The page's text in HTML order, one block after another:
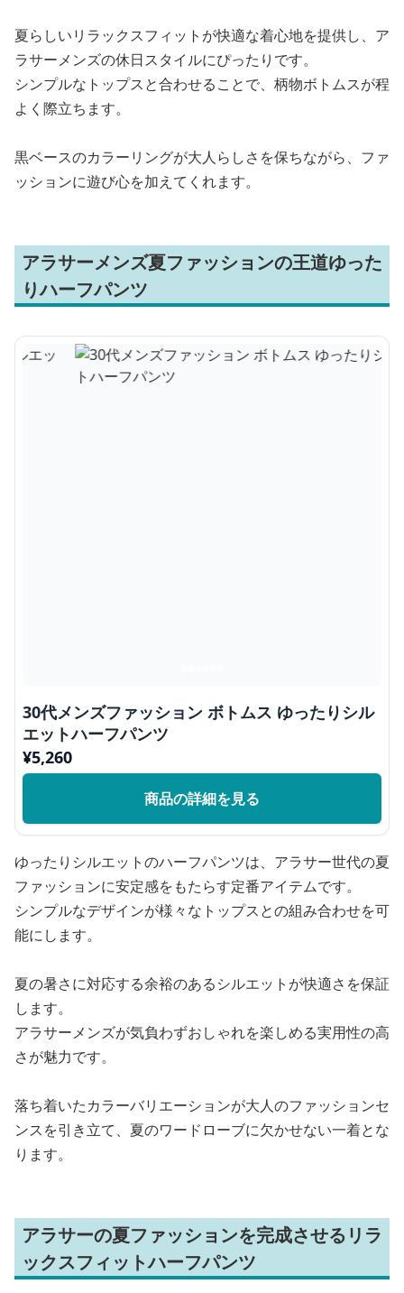
夏らしいリラックスフィットが快適な着心地を提供し、ア
ラサーメンズの休日スタイルにぴったりです。
シンプルなトップスと合わせることで、柄物ボトムスが程
よく際立ちます。
黒ベースのカラーリングが大人らしさを保ちながら、ファ
ッションに遊び心を加えてくれます。
アラサーメンズ夏ファッションの王道ゆった
りハーフパンツ
30代メンズファッション ボトムス ゆったりシル
エットハーフパンツ
¥5,260
商品の詳細を見る
ゆったりシルエットのハーフパンツは、アラサー世代の夏
ファッションに安定感をもたらす定番アイテムです。
シンプルなデザインが様々なトップスとの組み合わせを可
能にします。
夏の暑さに対応する余裕のあるシルエットが快適さを保証
します。
アラサーメンズが気負わずおしゃれを楽しめる実用性の高
さが魅力です。
落ち着いたカラーバリエーションが大人のファッションセ
ンスを引き立て、夏のワードローブに欠かせない一着とな
ります。
アラサーの夏ファッションを完成させるリラ
ックスフィットハーフパンツ